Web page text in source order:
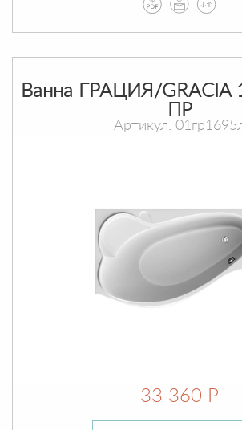
Ванна ГРАЦИЯ/GRACIA
ПР
Артикул:
33 360 Р